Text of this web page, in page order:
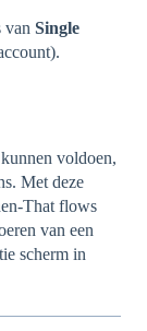
van Single
voldoen,
Met deze
That flows
van een
scherm in